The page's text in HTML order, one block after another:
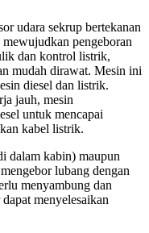
udara sekrup bertekanan
pengeboran
dan kontrol listrik,
mudah dirawat. Mesin ini
diesel dan listrik.
jauh, mesin
untuk mencapai
kabel listrik.
dalam kabin) maupun
lubang dengan
menyambung dan
menyelesaikan